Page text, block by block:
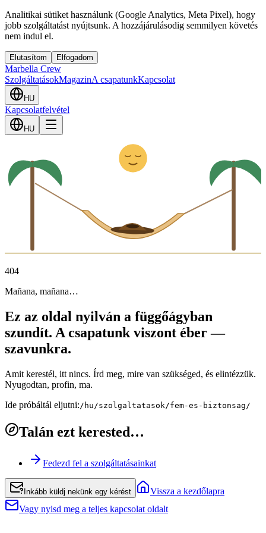
Analitikai sütiket használunk (Google Analytics, Meta Pixel), hogy
jobb szolgáltatást nyújtsunk. A hozzájárulásodig semmilyen követés
nem indul el.
Elutasítom Elfogadom
Marbella Crew
SzolgáltatásokMagazinA csapatunkKapcsolat
HU
Kapcsolatfelvétel
HU
404
Mañana, mañana…
Ez az oldal nyilván a függőágyban
szundít. A csapatunk viszont éber —
szavunkra.
Amit kerestél, itt nincs. Írd meg, mire van szükséged, és elintézzük.
Nyugodtan, profin, ma.
Ide próbáltál eljutni: /hu/szolgaltatasok/fem-es-biztonsag/
Talán ezt kerested…
Fedezd fel a szolgáltatásainkat
Inkább küldj nekünk egy kérést
Vissza a kezdőlapra
Vagy nyisd meg a teljes kapcsolat oldalt